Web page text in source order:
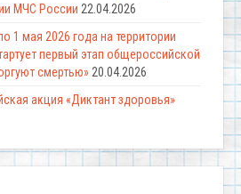
МЧС России 22.04.2026
1 мая 2026 года на территории
первый этап общероссийской
смертью»20.04.2026
акция «Диктант здоровья»